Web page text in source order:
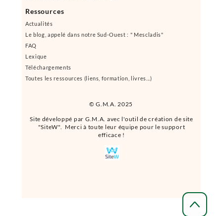
© G.M.A. 2025
Site développé par G.M.A. avec l'outil de création de site
"SiteW". Merci à toute leur équipe pour le support
efficace !
Ressources
Actualités
Le blog, appelé dans notre Sud-Ouest : " Mescladis"
FAQ
Lexique
Téléchargements
Toutes les ressources (liens, formation, livres...)